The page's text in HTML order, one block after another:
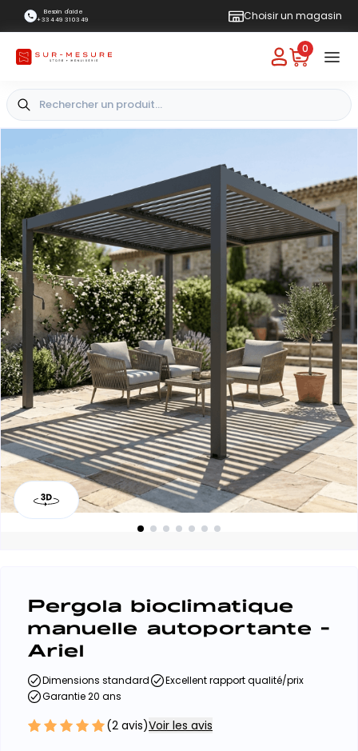
Besoin d'aide
+33 4 49 31 03 49
Choisir un magasin
0
-
Pergola bioclimatique
manuelle autoportante -
Ariel
Dimensions standard
Excellent rapport qualité/prix
Garantie 20 ans
(2 avis)Voir les avis